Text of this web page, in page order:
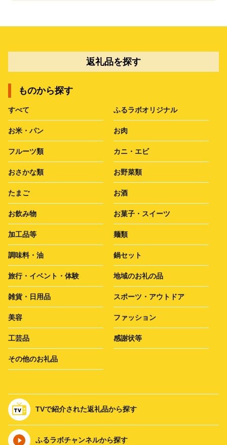
返礼品を探す
ものから探す
すべて ふるラボオリジナル
お米・パン お肉
フルーツ類 カニ・エビ
おさかな類 お野菜類
たまご お酒
お飲み物 お菓子・スイーツ
加工品等 麺類
調味料・油 鍋セット
旅行・イベント・体験 地域のお礼の品
雑貨・日用品 スポーツ・アウトドア
美容 ファッション
工芸品 感謝状等
その他のお礼品
TVで紹介された返礼品から探す
ふるラボチャンネルから探す